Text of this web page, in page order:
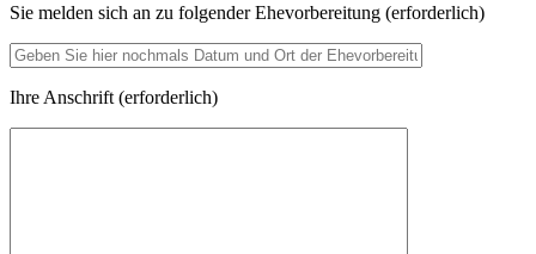
Sie melden sich an zu folgender Ehevorbereitung (erforderlich)
Ihre Anschrift (erforderlich)